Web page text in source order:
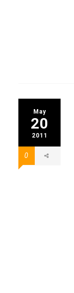
May
20
2011
0